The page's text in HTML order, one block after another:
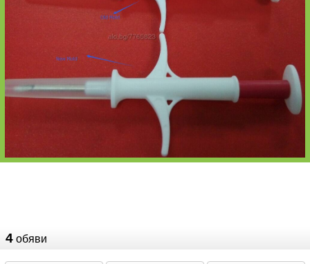
4 обяви